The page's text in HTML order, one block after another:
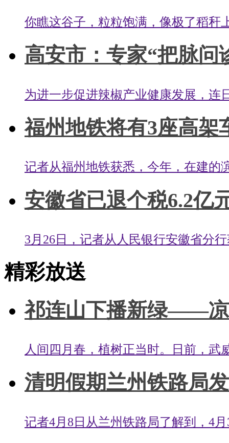
你瞧这谷子，粒粒饱满，像极了稻秆
高安市：专家“把脉问
为进一步促进辣椒产业健康发展，连
福州地铁将有3座高架
记者从福州地铁获悉，今年，在建的
安徽省已退个税6.2亿
3月26日，记者从人民银行安徽省分
精彩放送
祁连山下播新绿——凉
人间四月春，植树正当时。日前，武
清明假期兰州铁路局
记者4月8日从兰州铁路局了解到，4